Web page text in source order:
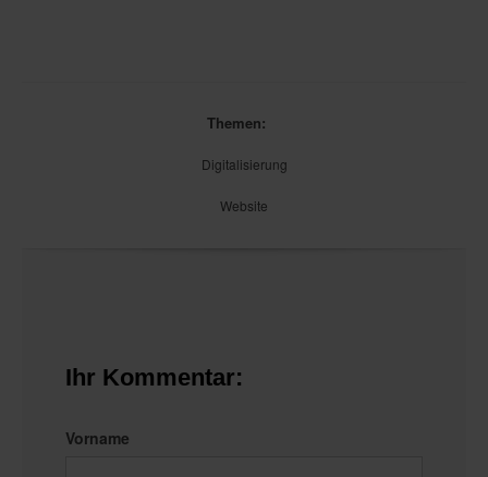
Themen:
Digitalisierung
Website
Ihr Kommentar:
Vorname